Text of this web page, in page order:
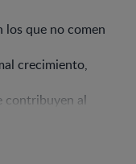
los que no comen
crecimiento,
contribuyen al